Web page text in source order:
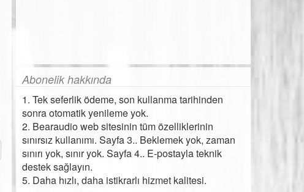
Abonelik hakkında
1. Tek seferlik ödeme, son kullanma tarihinden
sonra otomatik yenileme yok.
2. Bearaudio web sitesinin tüm özelliklerinin
sınırsız kullanımı. Sayfa 3.. Beklemek yok, zaman
sınırı yok, sınır yok. Sayfa 4.. E-postayla teknik
destek sağlayın.
5. Daha hızlı, daha istikrarlı hizmet kalitesi.